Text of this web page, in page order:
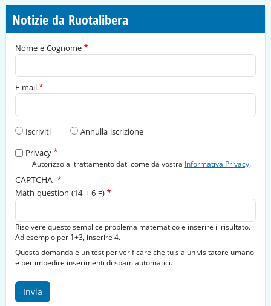
Notizie da Ruotalibera
Nome e Cognome
E-mail
Tipo di richiesta
Iscriviti
Annulla iscrizione
Privacy
Autorizzo al trattamento dati come da vostra Informativa Privacy.
CAPTCHA
Math question (14 + 6 =)
Risolvere questo semplice problema matematico e inserire il risultato.
Ad esempio per 1+3, inserire 4.
Questa domanda è un test per verificare che tu sia un visitatore umano
e per impedire inserimenti di spam automatici.